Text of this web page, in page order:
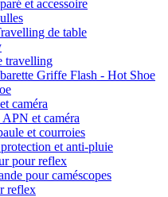
et accessoire
de table
travelling
Griffe Flash - Hot Shoe
caméra
APN et caméra
et courroies
et anti-pluie
pour reflex
pour caméscopes
reflex